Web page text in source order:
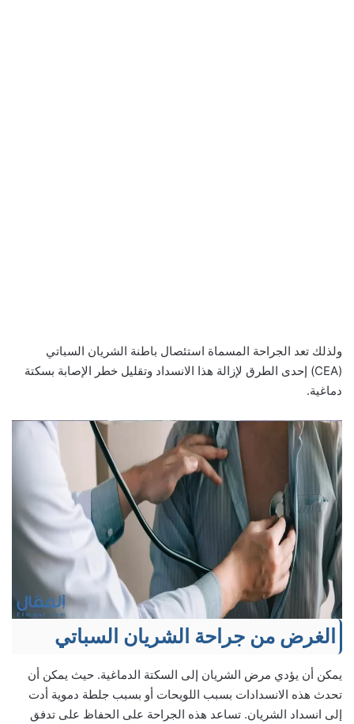
ولذلك تعد الجراحة المسماة استئصال باطنة الشريان السباتي
(CEA) إحدى الطرق لإزالة هذا الانسداد وتقليل خطر الإصابة بسكتة
دماغية.
الغرض من جراحة الشريان السباتي
يمكن أن يؤدي مرض الشريان إلى السكتة الدماغية. حيث يمكن أن
تحدث هذه الانسدادات بسبب اللويحات أو بسبب جلطة دموية أدت
إلى انسداد الشريان. تساعد هذه الجراحة على الحفاظ على تدفق